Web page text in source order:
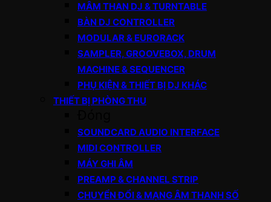
MÂM THAN DJ & TURNTABLE
BÀN DJ CONTROLLER
MODULAR & EURORACK
SAMPLER, GROOVEBOX, DRUM
MACHINE & SEQUENCER
PHỤ KIỆN & THIẾT BỊ DJ KHÁC
THIẾT BỊ PHÒNG THU
SOUNDCARD AUDIO INTERFACE
MIDI CONTROLLER
MÁY GHI ÂM
PREAMP & CHANNEL STRIP
CHUYỂN ĐỔI & MẠNG ÂM THANH SỐ